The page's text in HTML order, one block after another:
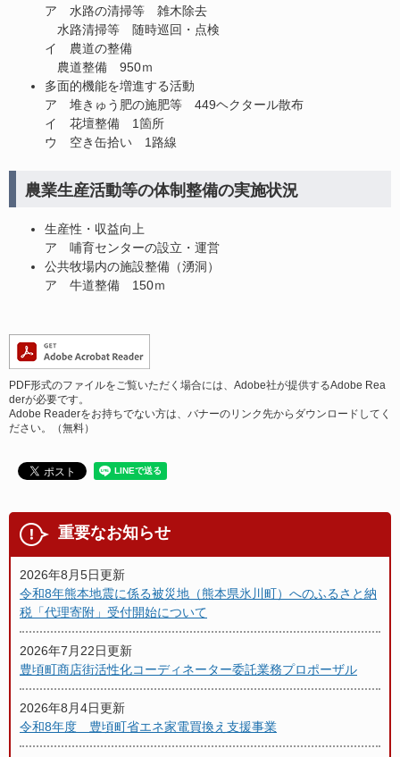
ア 水路の清掃等 雑木除去
水路清掃等 随時巡回・点検
イ 農道の整備
農道整備 950ｍ
多面的機能を増進する活動
​ア 堆きゅう肥の施肥等 449ヘクタール散布
イ 花壇整備 1箇所
ウ 空き缶拾い 1路線
農業生産活動等の体制整備の実施状況
生産性・収益向上
ア 哺育センターの設立・運営
公共牧場内の施設整備（湧洞）
ア 牛道整備 150ｍ
PDF形式のファイルをご覧いただく場合には、Adobe社が提供するAdobe Rea
derが必要です。
Adobe Readerをお持ちでない方は、バナーのリンク先からダウンロードしてく
ださい。（無料）
重要なお知らせ
2026年8月5日更新
令和8年熊本地震に係る被災地（熊本県氷川町）へのふるさと納
税「代理寄附」受付開始について
2026年7月22日更新
豊頃町商店街活性化コーディネーター委託業務プロポーザル
2026年8月4日更新
令和8年度 豊頃町省エネ家電買換え支援事業